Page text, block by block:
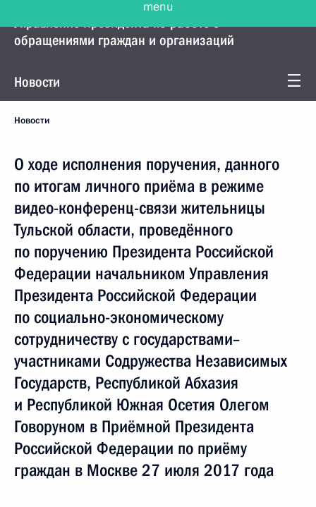
Управление Президента по работе с
обращениями граждан и организаций
Новости
Новости
О ходе исполнения поручения, данного
по итогам личного приёма в режиме
видео-конференц-связи жительницы
Тульской области, проведённого
по поручению Президента Российской
Федерации начальником Управления
Президента Российской Федерации
по социально-экономическому
сотрудничеству с государствами–
участниками Содружества Независимых
Государств, Республикой Абхазия
и Республикой Южная Осетия Олегом
Говоруном в Приёмной Президента
Российской Федерации по приёму
граждан в Москве 27 июля 2017 года